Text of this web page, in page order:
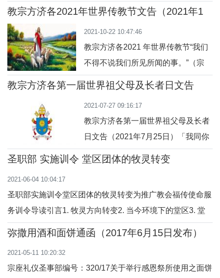
希望。圣座新闻室12月21日介绍了这
16）亲爱的青年人：我渴望再次牵起你们的手，与你们一同
文告，是我在疫情即将爆发之前颁布的，主题是「青年人，
我对你 说：起来吧！」（参阅：路七 14）。在
教宗方济各2021年世界传教节文告（2021年1
月6日）
2021-10-22 10:47:46
教宗方济各2021 年世界传教节“我们
不得不说我们所见所闻的事。”（宗
4：20）亲爱的弟兄姐妹们：当我们
了在天大父在我们个人和团体生活中
的临在，我们不能不宣讲和分享我们
所见所闻的事。耶稣和祂的门徒的关
系；祂在降生成人的奥迹中、在福音
性，给我们展示
教宗方济各第一届世界祖父母及长者日文告
2021-07-27 09:16:17
教宗方济各第一届世界祖父母及长者
日文告（2021年7月25日）「我同你
们天天在一起」亲爱的祖父母们、亲
前向祂的门徒们所作的承诺。亲爱的
祖父、祖母，这也是祂今天要对你重
复的话。在这第一届世界祖父母及长
我作为罗马主
圣职部 实施训令 堂区团体的牧灵转变
2021-06-04 10:04:17
圣职部实施训令堂区团体的牧灵转变为推广教会福传使命服
务训令导读引言1. 牧灵方向转变2. 当今环境下的堂区3. 堂
区在今日的价值4. 福传使命作为更新的指导原则5. 「团体中
区6. 从人的转变到架构的转变7. 堂区及教区其它内部重新划
分7a. 如何设
弥撒用酒和面饼通函（2017年6月15日发布）
2021-05-11 10:20:32
宗座礼仪圣事部编号：320/17关于举行感恩祭所使用之面饼